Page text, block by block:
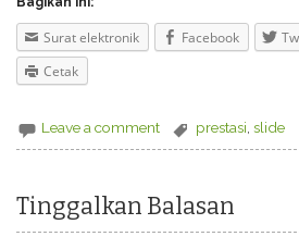
Surat elektronik Facebook
Cetak
Leave a comment prestasi,slide
Tinggalkan Balasan